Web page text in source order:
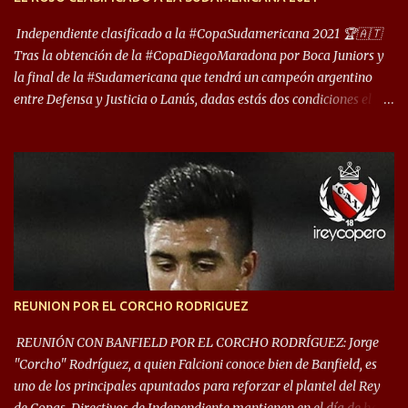
deporte”, afirmó Facundo Moyano. “Creo que Avellaneda...
Independiente clasificado a la #CopaSudamericana 2021 🏆🇦🇹
Tras la obtención de la #CopaDiegoMaradona por Boca Juniors y
la final de la #Sudamericana que tendrá un campeón argentino
entre Defensa y Justicia o Lanús, dadas estás dos condiciones el
que iniciará en fase de grupos con 6 partidos, de los cuales sólo los
primeros de cada grupo jugarán los 8vos. con los 3ros. mejores de
las fases de grupos de la #CopaLibertadores 2021. ¡Este año hay
noche de Copas Rey! ⚽🇦🇹👑🏆.
REUNION POR EL CORCHO RODRIGUEZ
REUNIÓN CON BANFIELD POR EL CORCHO RODRÍGUEZ: Jorge
"Corcho" Rodríguez, a quien Falcioni conoce bien de Banfield, es
uno de los principales apuntados para reforzar el plantel del Rey